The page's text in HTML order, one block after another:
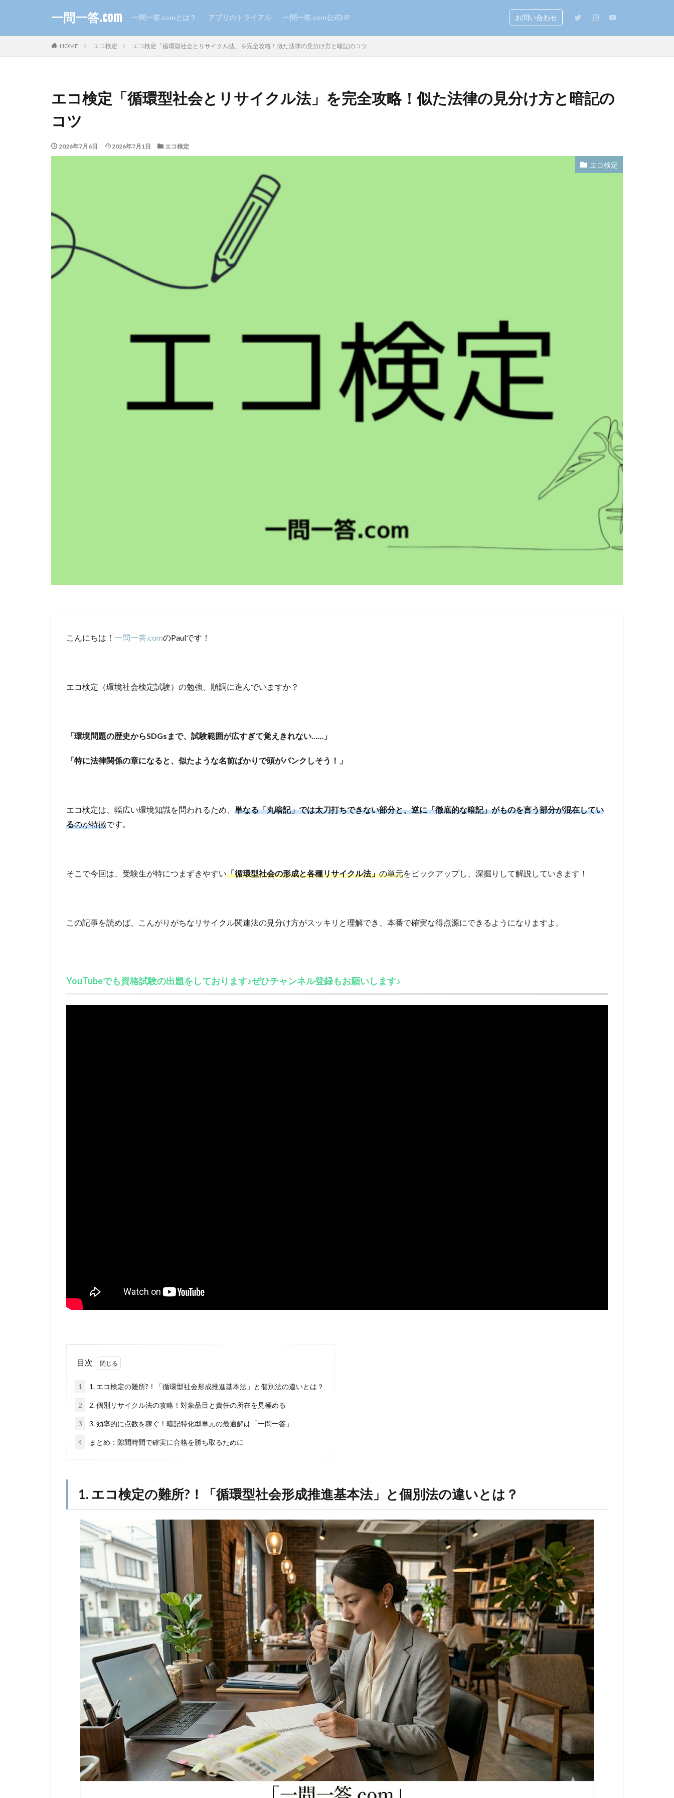
一問一答.com 一問一答.comとは？ アプリのトライアル 一問一答.com公式HP お問い合わせ
HOME エコ検定 エコ検定「循環型社会とリサイクル法」を完全攻略！似た法律の見分け方と暗記のコツ
エコ検定「循環型社会とリサイクル法」を完全攻略！似た法律の見分け方と暗記の
コツ
2026年7月6日 2026年7月1日 エコ検定
エコ検定
こんにちは！ 一問一答.comのPaulです！
エコ検定（環境社会検定試験）の勉強、順調に進んでいますか？
「環境問題の歴史からSDGsまで、試験範囲が広すぎて覚えきれない……」
「特に法律関係の章になると、似たような名前ばかりで頭がパンクしそう！」
エコ検定は、幅広い環境知識を問われるため、 単なる「丸暗記」では太刀打ちできない部分と、逆に「徹底的な暗記」がものを言う部分が混在してい
るのが特徴です。
そこで今回は、受験生が特につまずきやすい「循環型社会の形成と各種リサイクル法」の単元をピックアップし、深掘りして解説していきます！
この記事を読めば、こんがりがちなリサイクル関連法の見分け方がスッキリと理解でき、本番で確実な得点源にできるようになりますよ。
YouTubeでも資格試験の出題をしております♪ぜひチャンネル登録もお願いします♪
目次
1 1. エコ検定の難所?！「循環型社会形成推進基本法」と個別法の違いとは？
2 2. 個別リサイクル法の攻略！対象品目と責任の所在を見極める
3 3. 効率的に点数を稼ぐ！暗記特化型単元の最適解は「一問一答」
4 まとめ：隙間時間で確実に合格を勝ち取るために
1. エコ検定の難所?！「循環型社会形成推進基本法」と個別法の違いとは？